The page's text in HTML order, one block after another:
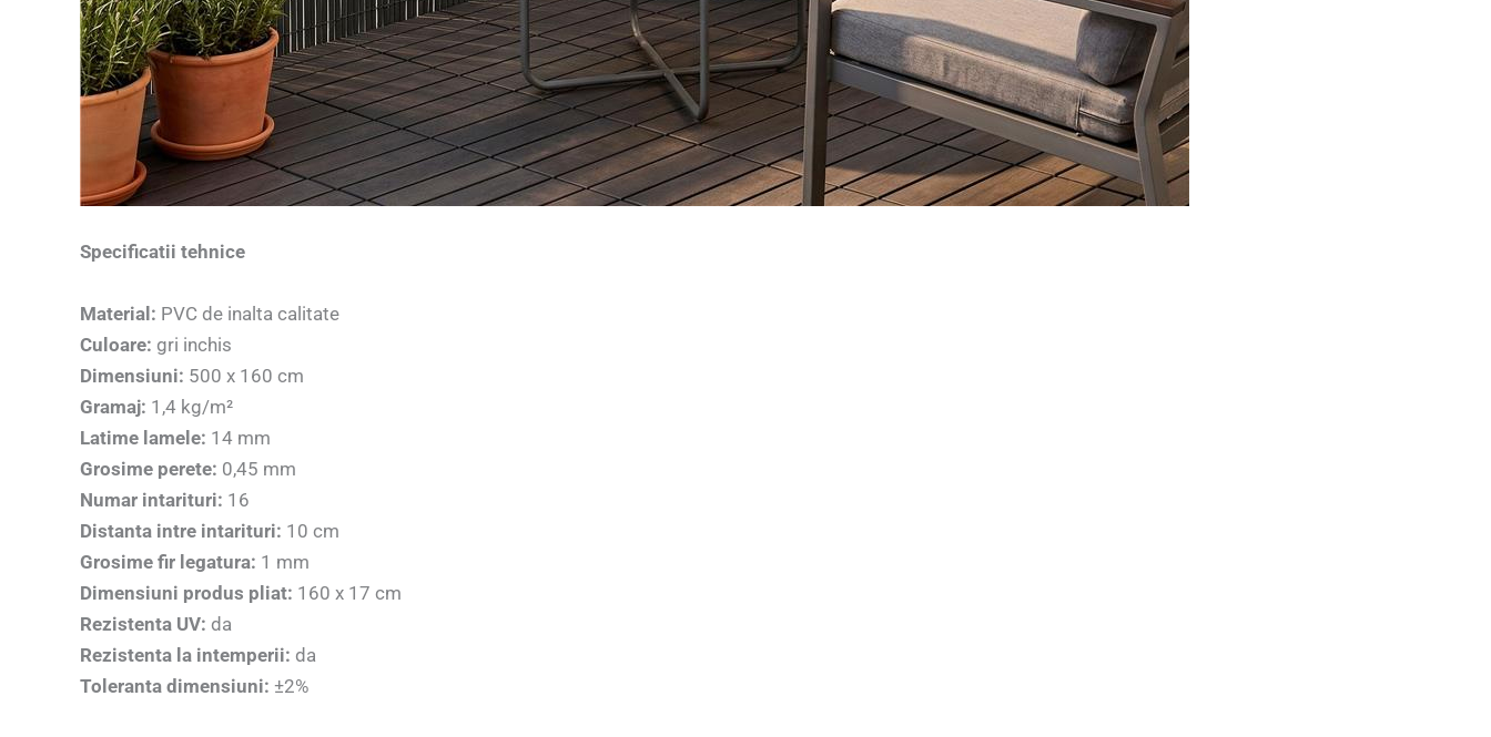
Specificatii tehnice
Material: PVC de inalta calitate
Culoare: gri inchis
Dimensiuni: 500 x 160 cm
Gramaj: 1,4 kg/m²
Latime lamele: 14 mm
Grosime perete: 0,45 mm
Numar intarituri: 16
Distanta intre intarituri: 10 cm
Grosime fir legatura: 1 mm
Dimensiuni produs pliat: 160 x 17 cm
Rezistenta UV: da
Rezistenta la intemperii: da
Toleranta dimensiuni: ±2%